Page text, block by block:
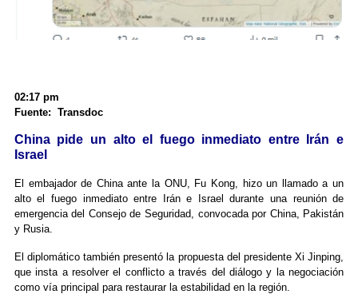
02:17 pm
Fuente: Transdoc
China pide un alto el fuego inmediato entre Irán e
Israel
El embajador de China ante la ONU, Fu Kong, hizo un llamado a un
alto el fuego inmediato entre Irán e Israel durante una reunión de
emergencia del Consejo de Seguridad, convocada por China, Pakistán
y Rusia.
El diplomático también presentó la propuesta del presidente Xi Jinping,
que insta a resolver el conflicto a través del diálogo y la negociación
como vía principal para restaurar la estabilidad en la región.